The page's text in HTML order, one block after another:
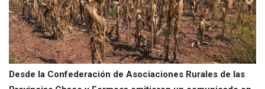
Desde la Confederación de Asociaciones Rurales de las